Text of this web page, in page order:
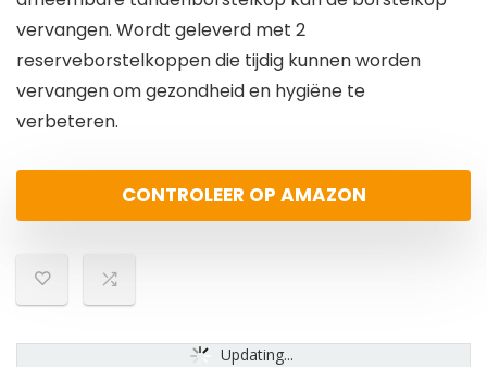
vervangen. Wordt geleverd met 2
reserveborstelkoppen die tijdig kunnen worden
vervangen om gezondheid en hygiëne te
verbeteren.
CONTROLEER OP AMAZON
Updating...